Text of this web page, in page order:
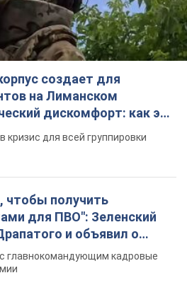
создает для
на Лиманском
дискомфорт: как это
кризис для всей группировки
чтобы получить
для ПВО": Зеленский
и объявил о
главнокомандующим кадровые